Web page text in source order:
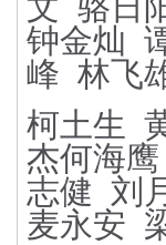
文 骆日
钟金灿
峰 林飞
柯土生
杰何海鹰
志健 刘
麦永安